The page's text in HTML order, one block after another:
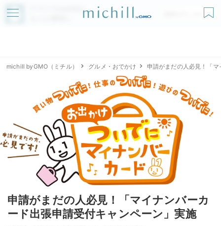
アプリでmichillが
無料ダウンロード
michill byGMO（ミチル） グルメ・おでかけ 申請がまだの人必見！「
申請がまだの人必見！「マイナンバーカ
ード出張申請受付キャンペーン」実施